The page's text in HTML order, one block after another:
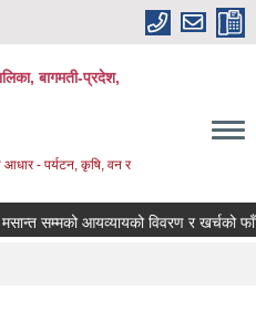
बागमती-प्रदेश,
आधार - पर्यटन, कृषि, वन र
आयव्यायको विवरण र खर्चको